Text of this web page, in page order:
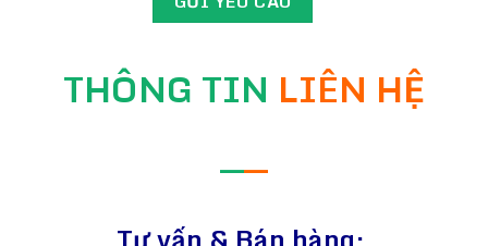
THÔNG TIN LIÊN HỆ
——